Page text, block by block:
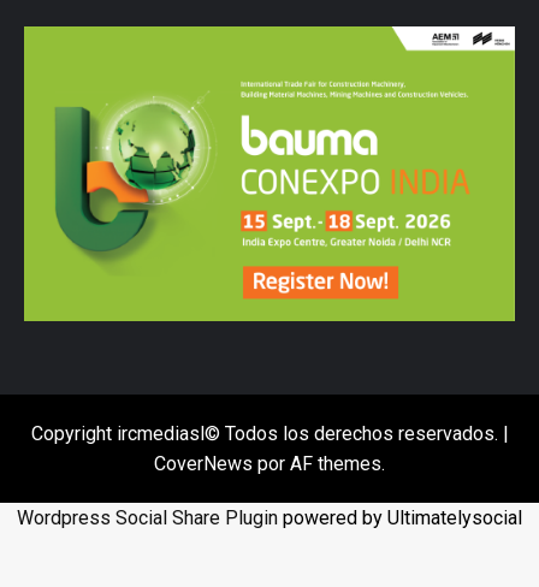
Copyright ircmediasl© Todos los derechos reservados. |
CoverNews por AF themes.
Wordpress Social Share Plugin powered by Ultimatelysocial